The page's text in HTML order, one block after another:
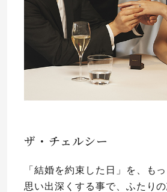
ザ・チェルシー
「結婚を約束した日」を、も
思い出深くする事で、ふたり
おすすめの婚約指輪
パーフェクトプロポーズリング
プロポーズシチュエーション
婚約指輪選び方ガイド
ダイヤモンドの品質とは？
プロポーズの方法
場所
ニュース
婚約指輪の
プロポーズ
I-PRIMO公式オンライン